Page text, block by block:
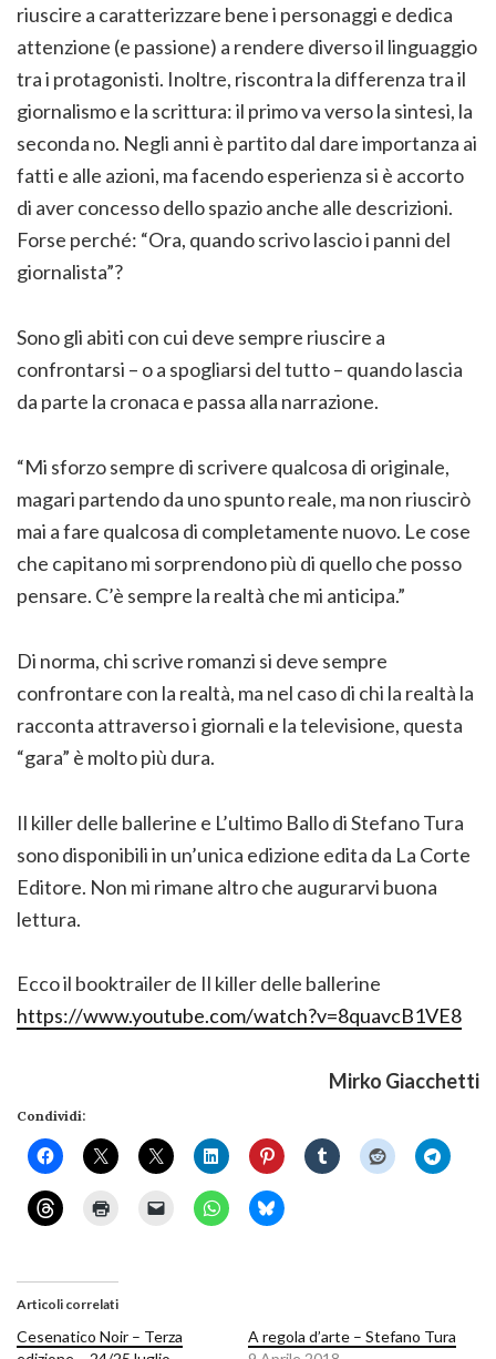
riuscire a caratterizzare bene i personaggi e dedica
attenzione (e passione) a rendere diverso il linguaggio
tra i protagonisti. Inoltre, riscontra la differenza tra il
giornalismo e la scrittura: il primo va verso la sintesi, la
seconda no. Negli anni è partito dal dare importanza ai
fatti e alle azioni, ma facendo esperienza si è accorto
di aver concesso dello spazio anche alle descrizioni.
Forse perché: “Ora, quando scrivo lascio i panni del
giornalista”?
Sono gli abiti con cui deve sempre riuscire a
confrontarsi – o a spogliarsi del tutto – quando lascia
da parte la cronaca e passa alla narrazione.
“Mi sforzo sempre di scrivere qualcosa di originale,
magari partendo da uno spunto reale, ma non riuscirò
mai a fare qualcosa di completamente nuovo. Le cose
che capitano mi sorprendono più di quello che posso
pensare. C’è sempre la realtà che mi anticipa.”
Di norma, chi scrive romanzi si deve sempre
confrontare con la realtà, ma nel caso di chi la realtà la
racconta attraverso i giornali e la televisione, questa
“gara” è molto più dura.
Il killer delle ballerine e L’ultimo Ballo di Stefano Tura
sono disponibili in un’unica edizione edita da La Corte
Editore. Non mi rimane altro che augurarvi buona
lettura.
Ecco il booktrailer de Il killer delle ballerine
https://www.youtube.com/watch?v=8quavcB1VE8
Mirko Giacchetti
Condividi:
Articoli correlati
Cesenatico Noir – Terza
A regola d’arte – Stefano Tura